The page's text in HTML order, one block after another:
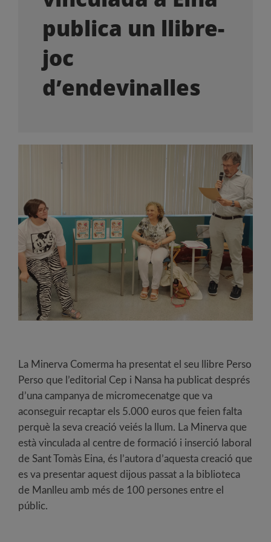
OFERTES LABORALS
COL·LABORA
LA BOTIGA
publica un llibre-
joc
d’endevinalles
La Minerva Comerma ha presentat el seu llibre Perso
Perso que l’editorial Cep i Nansa ha publicat després
d’una campanya de micromecenatge que va
aconseguir recaptar els 5.000 euros que feien falta
perquè la seva creació veiés la llum. La Minerva que
està vinculada al centre de formació i inserció laboral
de Sant Tomàs Eina, és l’autora d’aquesta creació que
es va presentar aquest dijous passat a la biblioteca
de Manlleu amb més de 100 persones entre el
públic.